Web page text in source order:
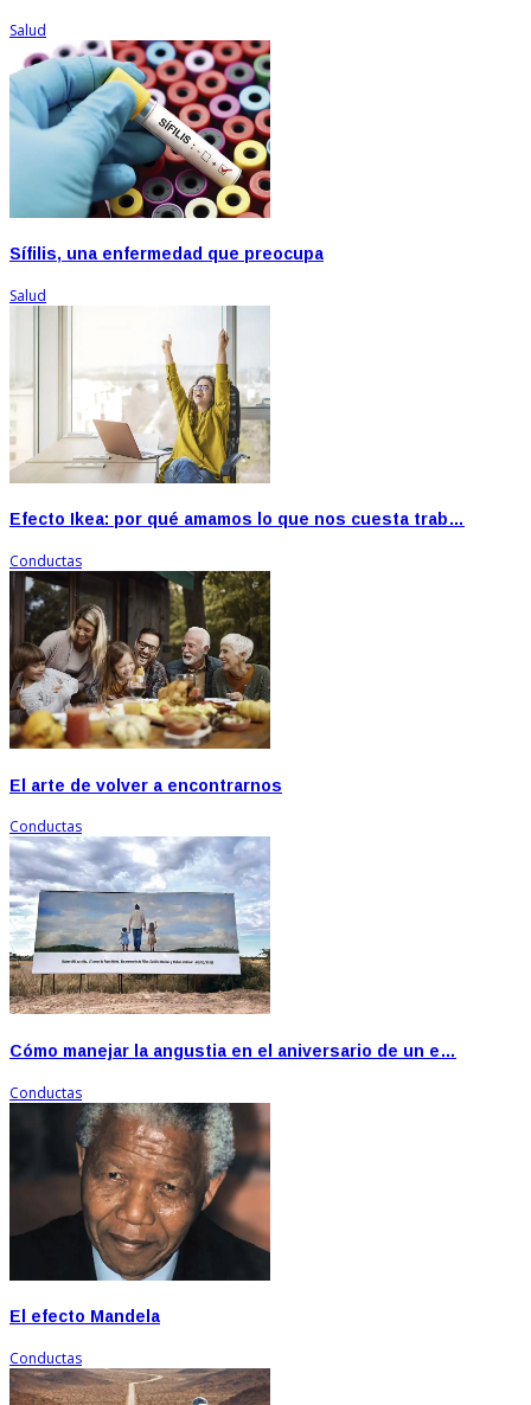
Salud
Sífilis, una enfermedad que preocupa
Salud
Efecto Ikea: por qué amamos lo que nos cuesta trab…
Conductas
El arte de volver a encontrarnos
Conductas
Cómo manejar la angustia en el aniversario de un e…
Conductas
El efecto Mandela
Conductas